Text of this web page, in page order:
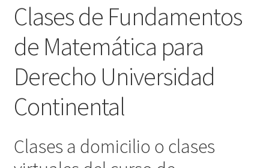
Clases de Fundamentos
de Matemática para
Derecho Universidad
Continental
Clases a domicilio o clases